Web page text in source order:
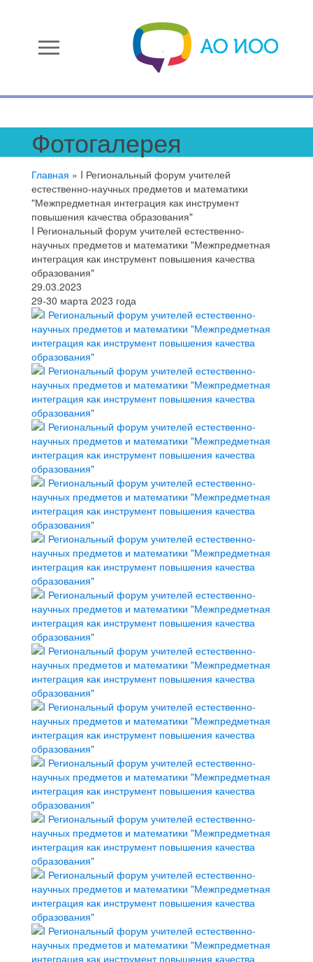
menu
Фотогалерея
Главная » I Региональный форум учителей
естественно-научных предметов и математики
"Межпредметная интеграция как инструмент
повышения качества образования"
I Региональный форум учителей естественно-
научных предметов и математики "Межпредметная
интеграция как инструмент повышения качества
образования"
29.03.2023
29-30 марта 2023 года